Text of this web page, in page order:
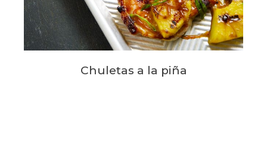
Chuletas a la piña